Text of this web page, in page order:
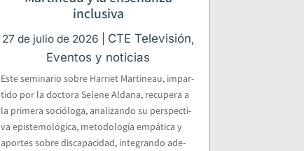
inclusiva
27 de julio de 2026 CTE Tele­vi­sión,
Even­tos y noticias
Este semi­na­rio sobre Harriet Mar­ti­neau, impar­
ti­do por la doc­to­ra Sele­ne Alda­na, recu­pe­ra a
la pri­me­ra soció­lo­ga, ana­li­zan­do su pers­pec­ti­
va epis­te­mo­ló­gi­ca, meto­do­lo­gía empá­ti­ca y
apor­tes sobre dis­ca­pa­ci­dad, inte­gran­do ade­